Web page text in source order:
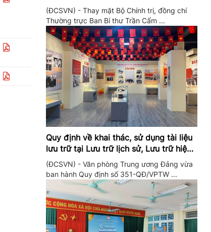
đảng trong quý II/2026
(ĐCSVN) - Thay mặt Bộ Chính trị, đồng chí
Thường trực Ban Bí thư Trần Cẩm ...
Quy định về khai thác, sử dụng tài liệu
lưu trữ tại Lưu trữ lịch sử, Lưu trữ hiện
hành của Trung ương Đảng và Văn
phòng Trung ương Đảng
(ĐCSVN) - Văn phòng Trung ương Đảng vừa
ban hành Quy định số 351-QĐ/VPTW ...